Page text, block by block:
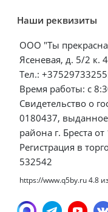
Наши реквизиты
ООО "Ты
Ясеневая, д. 5/2 к.
Тел.:
Время работы: с
Свидетельство о
0180437,
района г. Бреста
Регистрация в
532542
https://www.q5by.ru4.8